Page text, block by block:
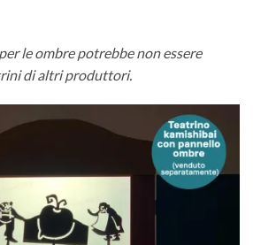
le ombre potrebbe non essere
di altri produttori.